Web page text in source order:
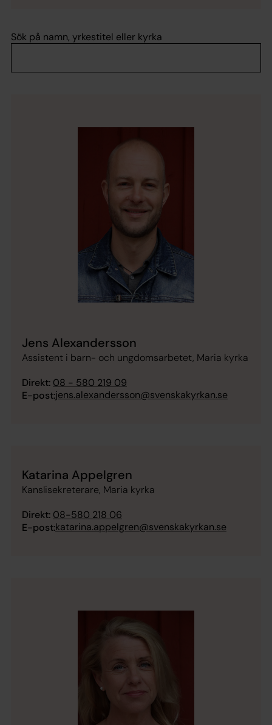
Sök på namn, yrkestitel eller kyrka
Jens Alexandersson
Assistent i barn- och ungdomsarbetet, Maria kyrka
Direkt: 08 - 580 219 09
E-post:jens.alexandersson@svenskakyrkan.se
Katarina Appelgren
Kanslisekreterare, Maria kyrka
Direkt: 08-580 218 06
E-post:katarina.appelgren@svenskakyrkan.se